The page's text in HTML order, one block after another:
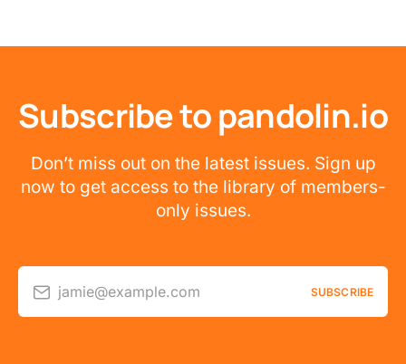
Subscribe to pandolin.io
Don’t miss out on the latest issues. Sign up
now to get access to the library of members-
only issues.
jamie@example.com SUBSCRIBE